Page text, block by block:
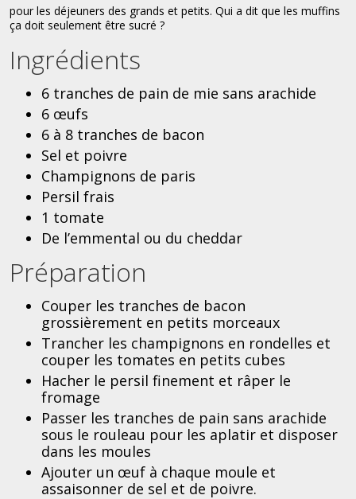
pour les déjeuners des grands et petits. Qui a dit que les muffins
ça doit seulement être sucré ?
Ingrédients
6 tranches de pain de mie sans arachide
6 œufs
6 à 8 tranches de bacon
Sel et poivre
Champignons de paris
Persil frais
1 tomate
De l’emmental ou du cheddar
Préparation
Couper les tranches de bacon
grossièrement en petits morceaux
Trancher les champignons en rondelles et
couper les tomates en petits cubes
Hacher le persil finement et râper le
fromage
Passer les tranches de pain sans arachide
sous le rouleau pour les aplatir et disposer
dans les moules
Ajouter un œuf à chaque moule et
assaisonner de sel et de poivre.